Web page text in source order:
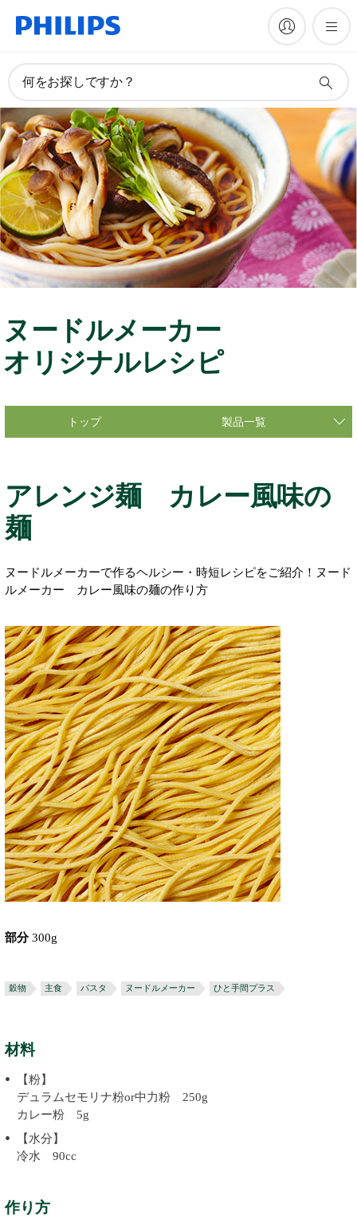
何をお探しですか？
ヌードルメーカー
オリジナルレシピ
トップ 製品一覧
アレンジ麺 カレー風味の
麺
ヌードルメーカーで作るヘルシー・時短レシピをご紹介！ヌード
ルメーカー カレー風味の麺の作り方
部分 300g
穀物 主食 パスタ ヌードルメーカー ひと手間プラス
材料
【粉】
デュラムセモリナ粉or中力粉 250g
カレー粉 5g
【水分】
冷水 90cc
作り方